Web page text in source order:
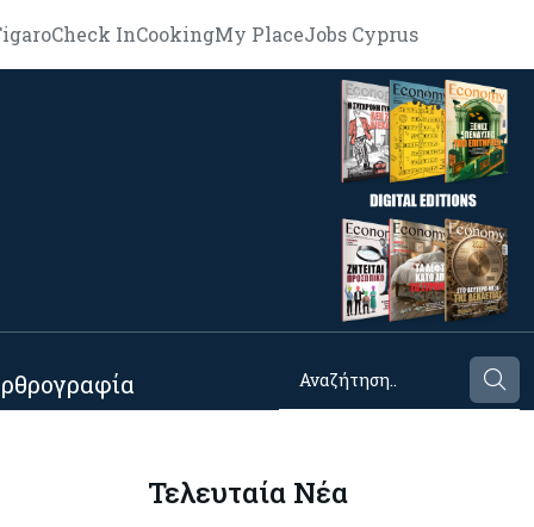
Check InCookingMy PlaceJobs Cyprus
Τελευταία Νέα